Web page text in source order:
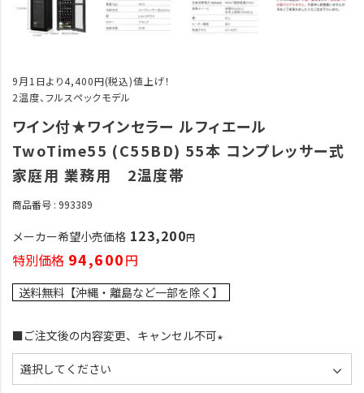
9月1日より4,400円(税込)値上げ！
2温度、フルスペックモデル
ワイン付★ワインセラー ルフィエール
TwoTime55 (C55BD) 55本 コンプレッサー式
家庭用 業務用 2温度帯
商品番号 993389
メーカー希望小売価格 123,200
特別価格 94,600
送料無料【沖縄・離島など一部を除く】
■ご注文後の内容変更、キャンセル不可